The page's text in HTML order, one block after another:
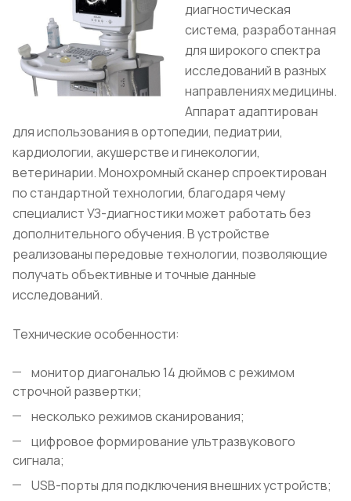
диагностическая
система, разработанная
для широкого спектра
исследований в разных
направлениях медицины.
Аппарат адаптирован
для использования в ортопедии, педиатрии,
кардиологии, акушерстве и гинекологии,
ветеринарии. Монохромный сканер спроектирован
по стандартной технологии, благодаря чему
специалист УЗ-диагностики может работать без
дополнительного обучения. В устройстве
реализованы передовые технологии, позволяющие
получать объективные и точные данные
исследований.
Технические особенности:
монитор диагональю 14 дюймов с режимом
строчной развертки;
несколько режимов сканирования;
цифровое формирование ультразвукового
сигнала;
USB-порты для подключения внешних устройств;